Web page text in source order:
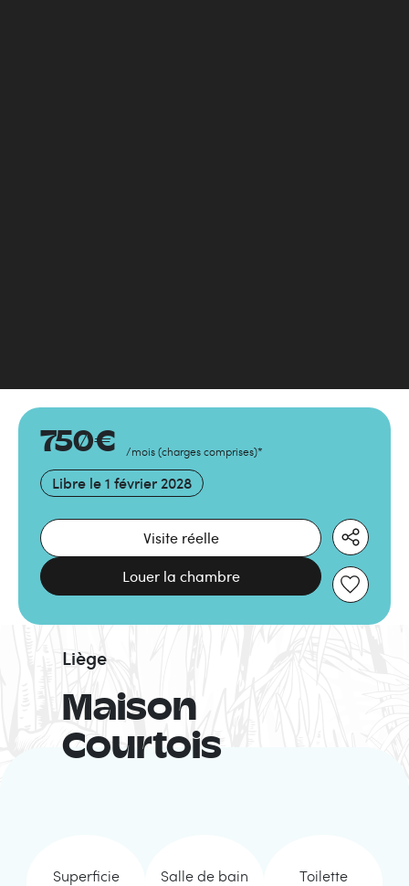
750€ /mois (charges comprises)*
Libre le 1 février 2028
Visite réelle
Louer la chambre
Maison
Courtois
Liège
Superficie Salle de bain Toilette